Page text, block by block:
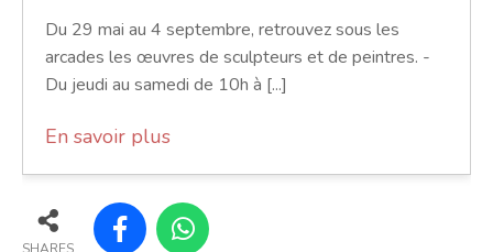
Du 29 mai au 4 septembre, retrouvez sous les
arcades les œuvres de sculpteurs et de peintres. -
Du jeudi au samedi de 10h à [...]
En savoir plus